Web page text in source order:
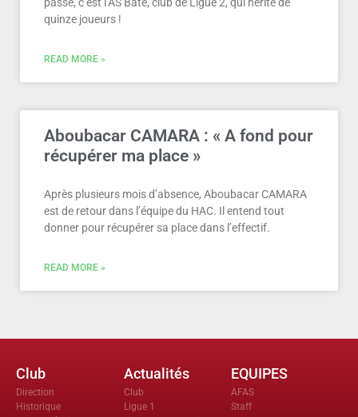
quinze joueurs !
READ MORE »
Aboubacar CAMARA : « A fond pour
récupérer ma place »
Après plusieurs mois d’absence, Aboubacar CAMARA
est de retour dans l’équipe du HAC. Il entend tout
donner pour récupérer sa place dans l’effectif.
READ MORE »
Club
Direction
Historique
Actualités
Club
Ligue 1
EQUIPES
AFAS
Staff